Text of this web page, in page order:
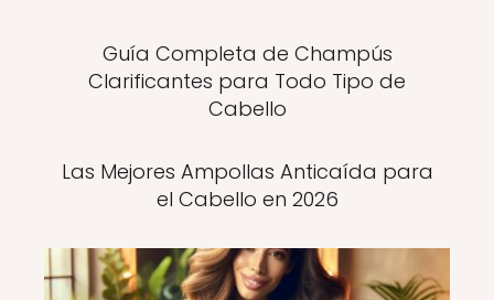
Guía Completa de Champús
Clarificantes para Todo Tipo de
Cabello
Las Mejores Ampollas Anticaída para
el Cabello en 2026